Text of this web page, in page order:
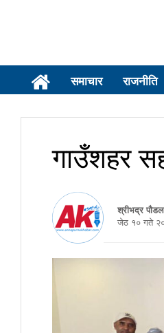
समाचार राजनीति
गाउँशहर
श्रीभद्र पौडल
जेठ १० गते